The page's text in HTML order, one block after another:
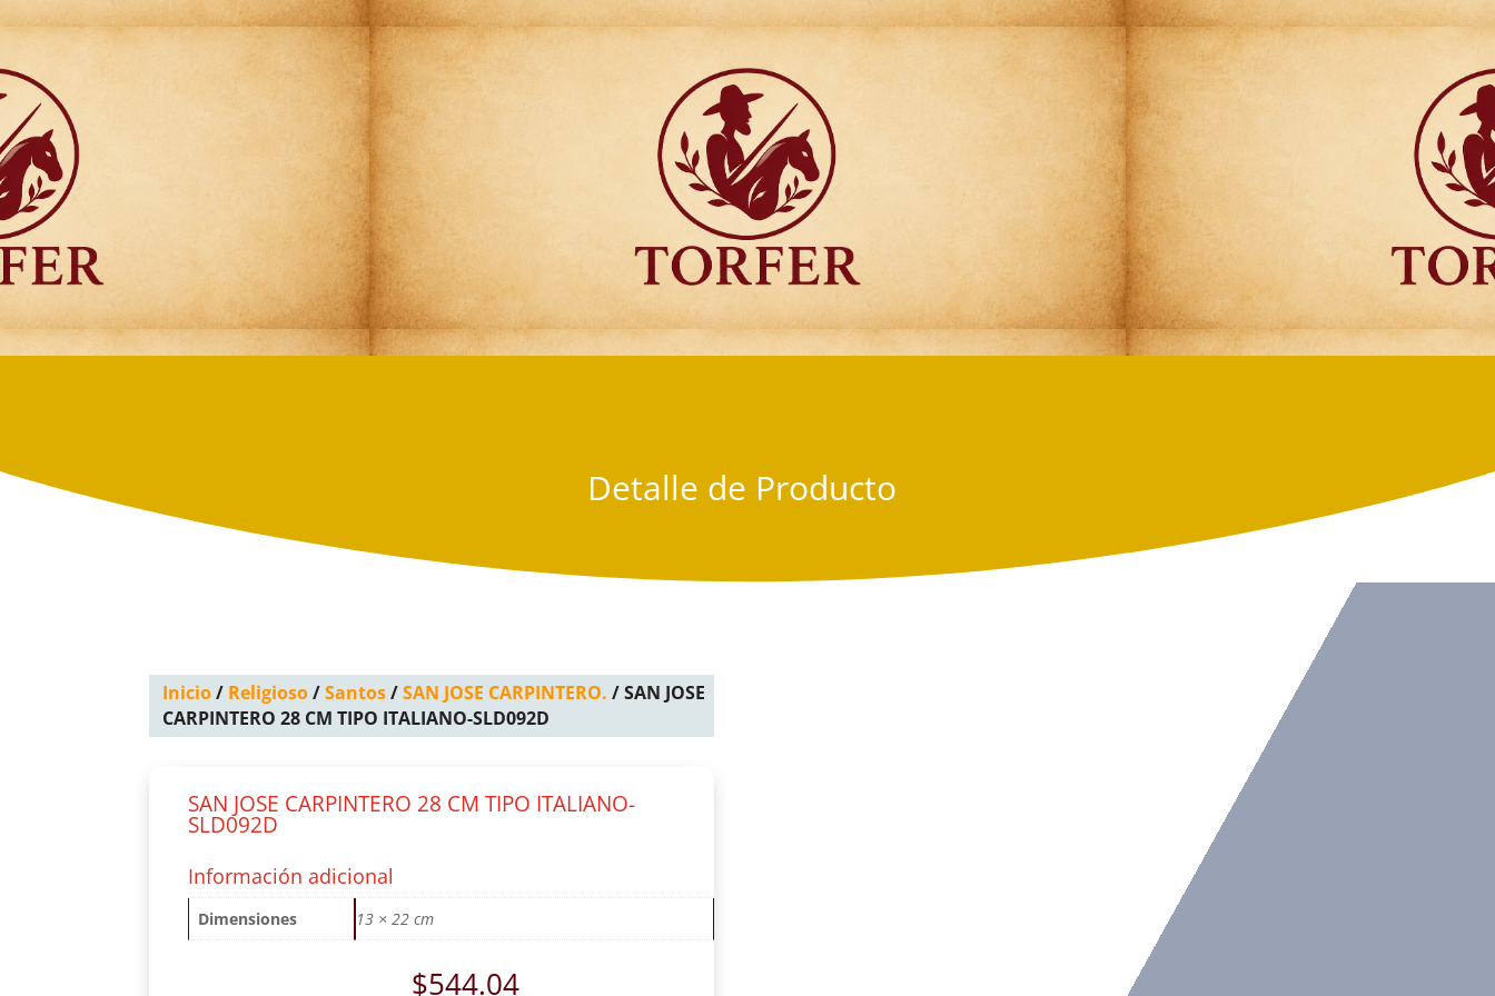
Articulos para Regalo Torfer.
Detalle de Producto
Inicio/ Religioso/Santos/SAN JOSE CARPINTERO. / SAN JOSE
CARPINTERO 28 CM TIPO ITALIANO-SLD092D
SAN JOSE CARPINTERO 28 CM TIPO ITALIANO-
SLD092D
Información adicional
Dimensiones 13 × 22 cm
$544.04